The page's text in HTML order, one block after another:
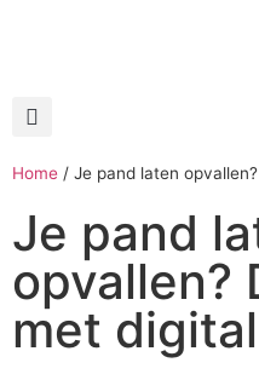
Home / Je pand laten
Je pand
opvallen?
met